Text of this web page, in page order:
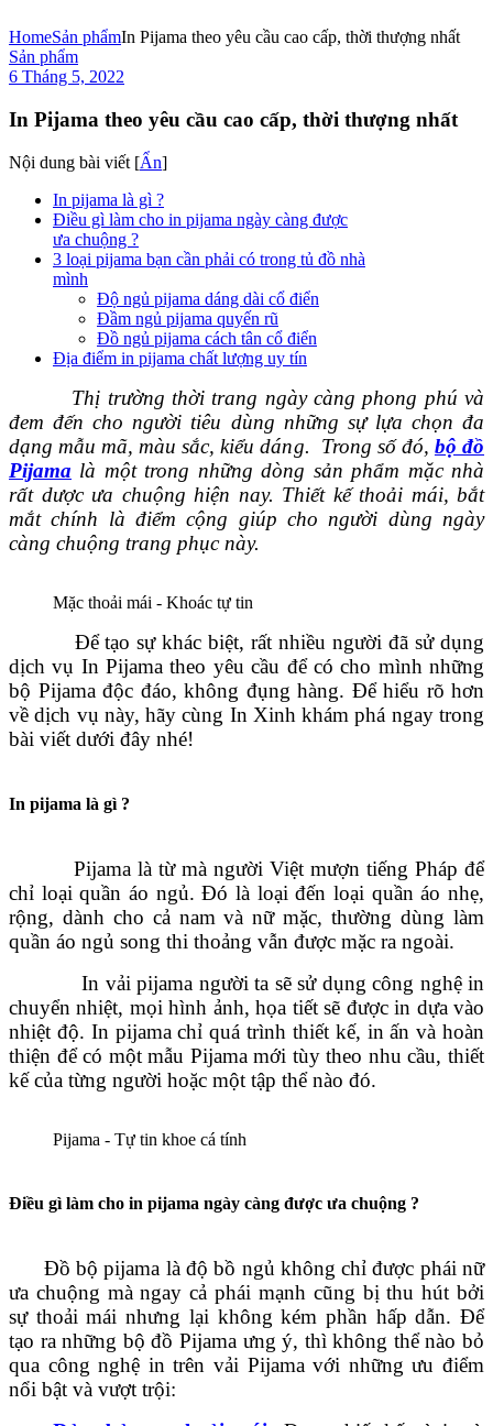
HomeSản phẩmIn Pijama theo yêu cầu cao cấp, thời thượng nhất
Sản phẩm
6 Tháng 5, 2022
In Pijama theo yêu cầu cao cấp, thời thượng nhất
Nội dung bài viết [Ẩn]
In pijama là gì ?
Điều gì làm cho in pijama ngày càng được
ưa chuộng ?
3 loại pijama bạn cần phải có trong tủ đồ nhà
mình
Độ ngủ pijama dáng dài cổ điển
Đầm ngủ pijama quyến rũ
Đồ ngủ pijama cách tân cổ điển
Địa điểm in pijama chất lượng uy tín
Thị trường thời trang ngày càng phong phú và
đem đến cho người tiêu dùng những sự lựa chọn đa
dạng mẫu mã, màu sắc, kiểu dáng. Trong số đó, bộ đồ
Pijama là một trong những dòng sản phẩm mặc nhà
rất dược ưa chuộng hiện nay. Thiết kế thoải mái, bắt
mắt chính là điểm cộng giúp cho người dùng ngày
càng chuộng trang phục này.
Mặc thoải mái - Khoác tự tin
Để tạo sự khác biệt, rất nhiều người đã sử dụng
dịch vụ In Pijama theo yêu cầu để có cho mình những
bộ Pijama độc đáo, không đụng hàng. Để hiểu rõ hơn
về dịch vụ này, hãy cùng In Xinh khám phá ngay trong
bài viết dưới đây nhé!
In pijama là gì ?
Pijama là từ mà người Việt mượn tiếng Pháp để
chỉ loại quần áo ngủ. Đó là loại đến loại quần áo nhẹ,
rộng, dành cho cả nam và nữ mặc, thường dùng làm
quần áo ngủ song thi thoảng vẫn được mặc ra ngoài.
In vải pijama người ta sẽ sử dụng công nghệ in
chuyển nhiệt, mọi hình ảnh, họa tiết sẽ được in dựa vào
nhiệt độ. In pijama chỉ quá trình thiết kế, in ấn và hoàn
thiện để có một mẫu Pijama mới tùy theo nhu cầu, thiết
kế của từng người hoặc một tập thể nào đó.
Pijama - Tự tin khoe cá tính
Điều gì làm cho in pijama ngày càng được ưa chuộng ?
Đồ bộ pijama là độ bồ ngủ không chỉ được phái nữ
ưa chuộng mà ngay cả phái mạnh cũng bị thu hút bởi
sự thoải mái nhưng lại không kém phần hấp dẫn. Để
tạo ra những bộ đồ Pijama ưng ý, thì không thể nào bỏ
qua công nghệ in trên vải Pijama với những ưu điểm
nổi bật và vượt trội: